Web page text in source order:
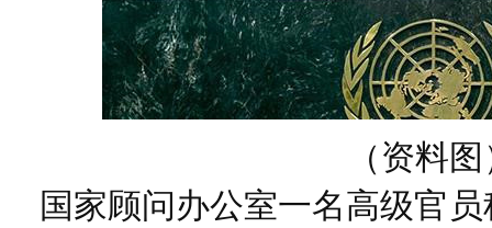
（资料图
国家顾问办公室一名高级官